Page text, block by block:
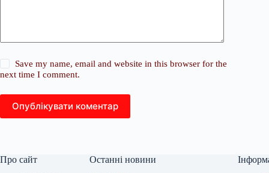
Save my name, email and website in this browser for the
next time I comment.
Опублікувати коментар
Про сайт Останні новини